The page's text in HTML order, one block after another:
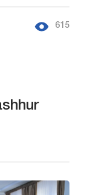
615